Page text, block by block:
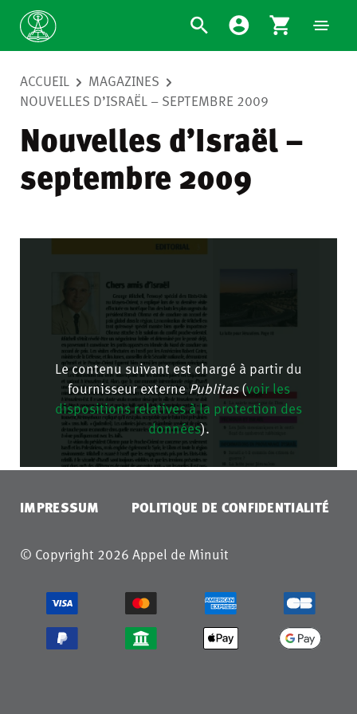
ACCUEIL
MAGAZINES
NOUVELLES D’ISRAËL – SEPTEMBRE 2009
Nouvelles d’Israël –
septembre 2009
Le contenu suivant est chargé à partir du
fournisseur externePublitas(voir les
dispositions relatives à la protection des
données).
IMPRESSUM
POLITIQUE DE CONFIDENTIALITÉ
© Copyright 2026 Appel de Minuit